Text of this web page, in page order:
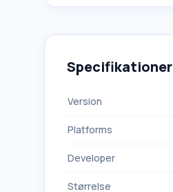
Specifikationer
Version
Platforms
Developer
Størrelse